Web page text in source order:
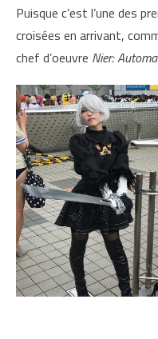
Puisque c’est l’une des
croisées en arrivant,
chef d’oeuvre Nier: